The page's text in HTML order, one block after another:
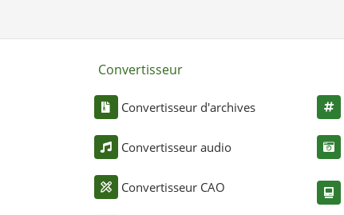
Convertisseur
Convertisseur d'archives
Convertisseur audio
Convertisseur CAO